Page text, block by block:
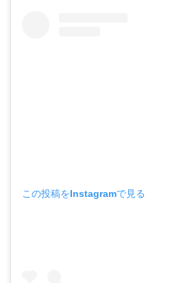
この投稿をInstagramで見る